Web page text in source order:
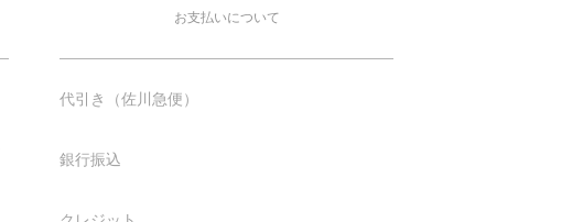
お支払いについて
代引き（佐川急便）
銀行振込